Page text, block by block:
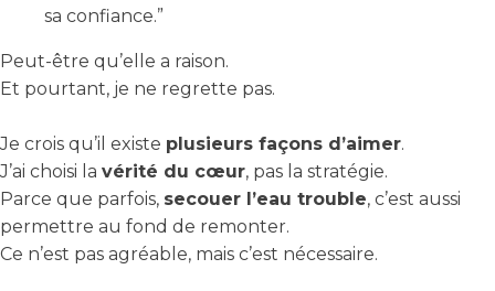
sa confiance.”
Peut-être qu’elle a raison.
Et pourtant, je ne regrette pas.
Je crois qu’il existe plusieurs façons d’aimer.
J’ai choisi la vérité du cœur, pas la stratégie.
Parce que parfois, secouer l’eau trouble, c’est aussi
permettre au fond de remonter.
Ce n’est pas agréable, mais c’est nécessaire.